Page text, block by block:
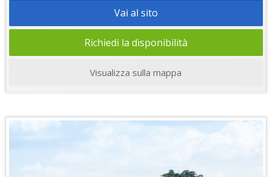
Vai al sito
Richiedi la disponibilità
Visualizza sulla mappa